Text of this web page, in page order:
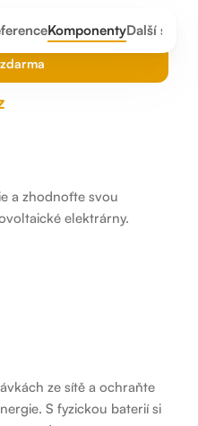
KomponentyDalší
a zhodnoťte svou
elektrárny.
ze sítě a ochraňte
S fyzickou baterií si